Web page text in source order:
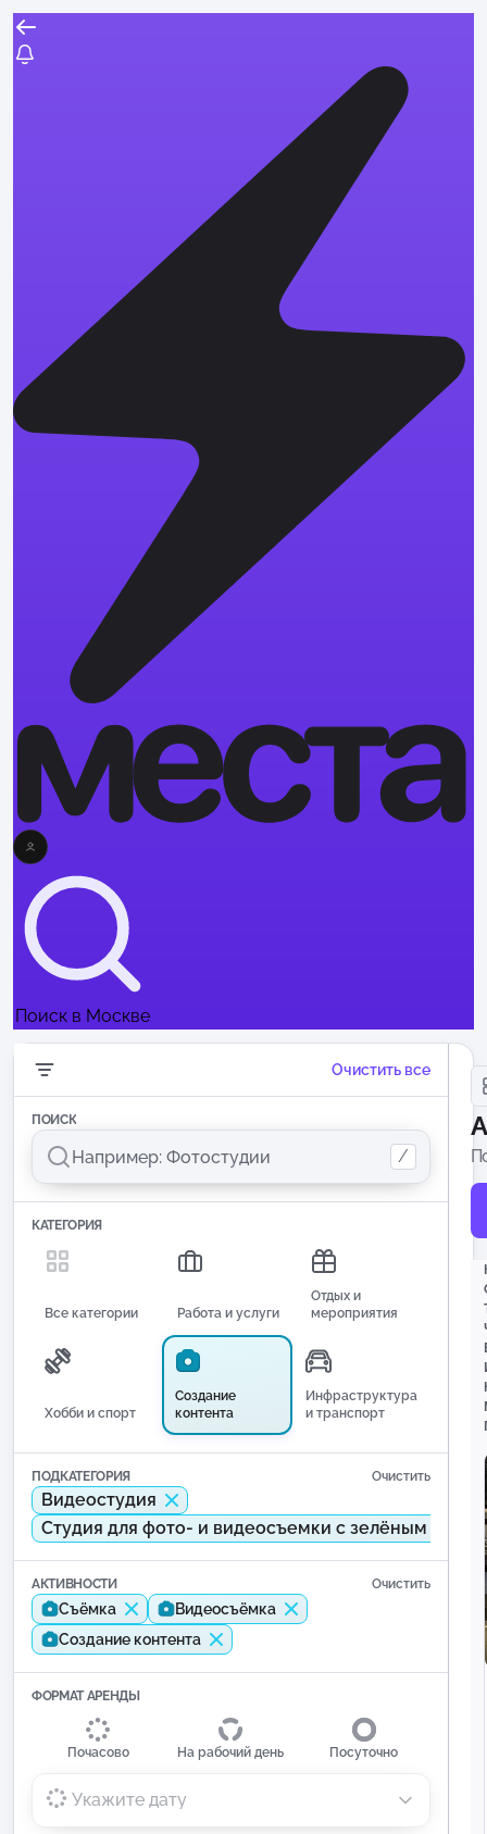
Поиск в Москве
Очистить все
ПОИСК
/
КАТЕГОРИЯ
Все категории Работа и услуги
Отдых и
мероприятия
Хобби и спорт
Создание
контента
Инфраструктура
и транспорт
ПОДКАТЕГОРИЯ Очистить
Видеостудия
Студия для фото- и видеосъемки с зелёным
АКТИВНОСТИ Очистить
Съёмка
Видеосъёмка
Создание контента
ФОРМАТ АРЕНДЫ
Почасово На рабочий день Посуточно
Укажите дату